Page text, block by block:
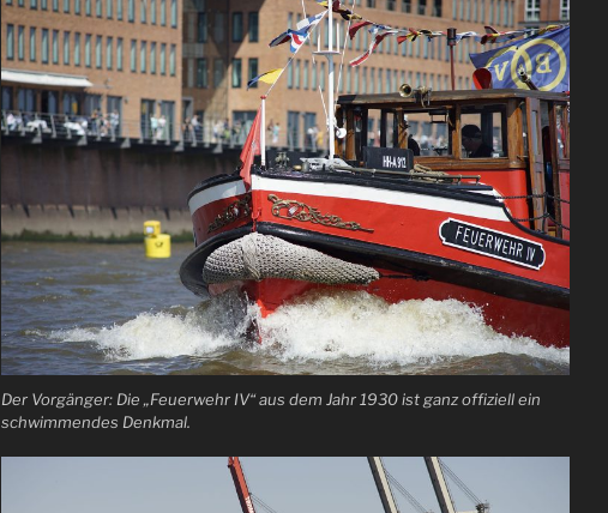
Der Vorgänger: Die „Feuerwehr IV“ aus dem Jahr 1930 ist ganz offiziell ein
schwimmendes Denkmal.